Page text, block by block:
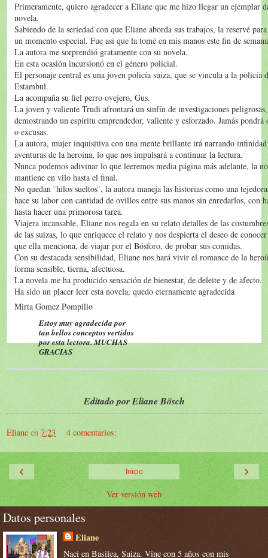
Primeramente, quiero agradecer a Eliane que me hizo llegar un ejemplar
novela.
Sabiendo de la seriedad con que Eliane aborda sus trabajos, la reservé
un momento especial. Fue así que la tomé en mis manos este fin de
La autora me sorprendió gratamente con su novela.
En esta ocasión incursionó en el género policial.
El personaje central es una joven policía suiza, que se vincula a la policía
Estambul.
La acompaña su fiel perro ovejero, Gus.
La joven y valiente Trudi afrontará un sinfín de investigaciones peligrosas,
demostrando un espíritu emprendedor, valiente y esforzado. Jamás pondrá
o excusas.
La autora, mujer inquisitiva con una mente brillante irá narrando
aventuras de la heroína, lo que nos impulsará a continuar la lectura.
Nunca podemos adivinar lo que leeremos media página más adelante, la
mantiene en vilo hasta el final.
No quedan ¨hilos sueltos¨, la autora maneja las historias como una
hace su labor con cantidad de ovillos entre sus manos sin enredarlos, con
hasta hacer una primorosa tarea.
Viajera incansable, Eliane nos regala en su relato detalles de las
de las suizas, lo que enriquece el relato y nos despierta el deseo de
que ella menciona, de viajar por el Bósforo, de probar sus comidas.
Con su destacada sensibilidad, Eliane nos hará vivir el romance de la
forma sensible, tierna, afectuosa.
La novela me ha producido sensación de bienestar, de deleite y de afecto.
Ha sido un placer leer esta novela, quedo eternamente agradecida
Mirta Gomez Pompilio
Estoy muy agradecida por
tan bellos conceptos vertidos
por esta lectora. MUCHAS
GRACIAS
Editado por Eliane Bösch
Eliane en 7:23 4 comentarios:
‹ ›
Inicio
Ver versión web
Datos personales
Eliane
Naci en Basilea, Suiza. Vine con 5 años con mis